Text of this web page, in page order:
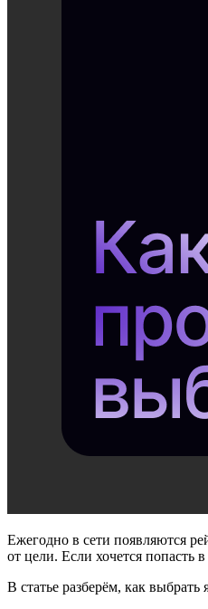
Ежегодно в сети появляются
от цели. Если хочется попасть
В статье разберём, как